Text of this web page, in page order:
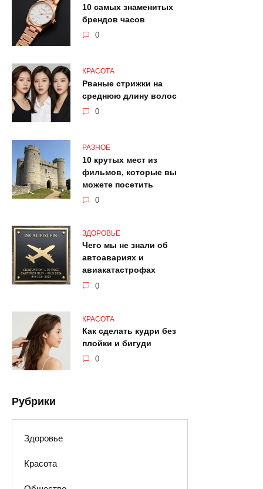
10 самых знаменитых
брендов часов
0
КРАСОТА
Рваные стрижки на
среднюю длину волос
0
РАЗНОЕ
10 крутых мест из
фильмов, которые вы
можете посетить
0
ЗДОРОВЬЕ
Чего мы не знали об
автоавариях и
авиакатастрофах
0
КРАСОТА
Как сделать кудри без
плойки и бигуди
0
Рубрики
Здоровье
Красота